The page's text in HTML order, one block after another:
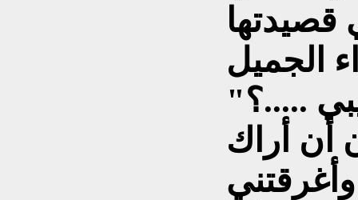
قصيدتها
الجميل
أن أراك